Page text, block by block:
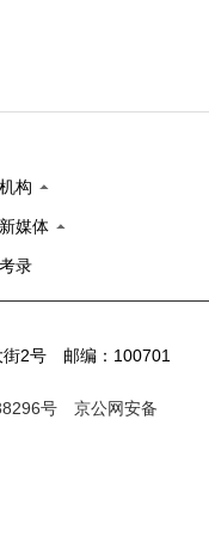
构
媒体
录
街2号 邮编：100701
号
京公网安备